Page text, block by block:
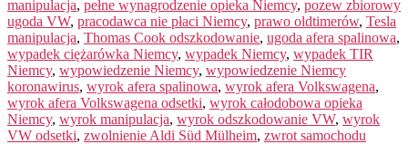
manipulacja, pełne wynagrodzenie opieka Niemcy, pozew zbiorowy
ugoda VW, pracodawca nie płaci Niemcy, prawo oldtimerów, Tesla
manipulacja, Thomas Cook odszkodowanie, ugoda afera spalinowa,
wypadek ciężarówka Niemcy, wypadek Niemcy, wypadek TIR
Niemcy, wypowiedzenie Niemcy, wypowiedzenie Niemcy
koronawirus, wyrok afera spalinowa, wyrok afera Volkswagena,
wyrok afera Volkswagena odsetki, wyrok całodobowa opieka
Niemcy, wyrok manipulacja, wyrok odszkodowanie VW, wyrok
VW odsetki, zwolnienie Aldi Süd Mülheim, zwrot samochodu